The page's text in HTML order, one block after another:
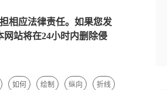
相应法律责任。如果您发
网站将在24小时内删除侵
如何 绘制 纵向 折线